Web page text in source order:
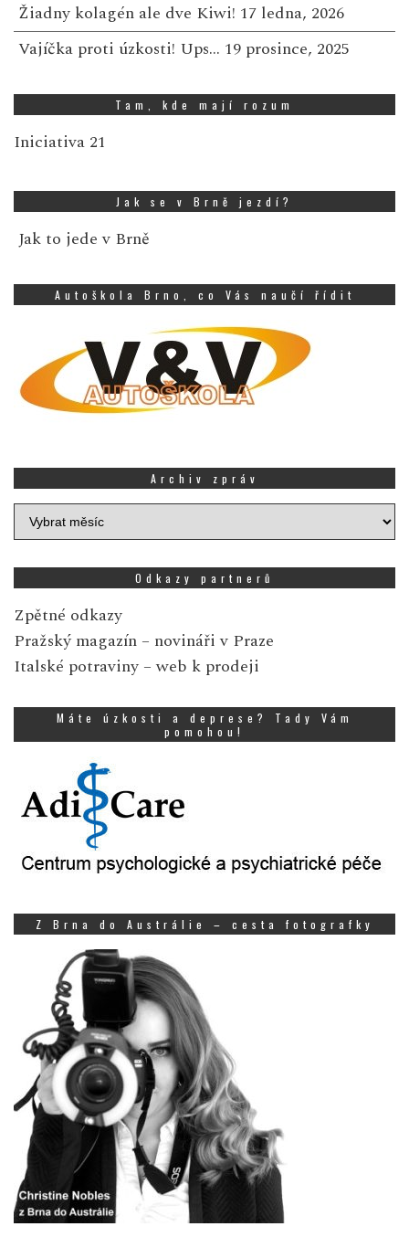
Žiadny kolagén ale dve Kiwi! 17 ledna, 2026
Vajíčka proti úzkosti! Ups… 19 prosince, 2025
Tam, kde mají rozum
Iniciativa 21
Jak se v Brně jezdí?
Jak to jede v Brně
Autoškola Brno, co Vás naučí řídit
Archiv zpráv
Archiv
zpráv
Odkazy partnerů
Zpětné odkazy
Pražský magazín – novináři v Praze
Italské potraviny – web k prodeji
Máte úzkosti a deprese? Tady Vám
pomohou!
Z Brna do Austrálie – cesta fotografky